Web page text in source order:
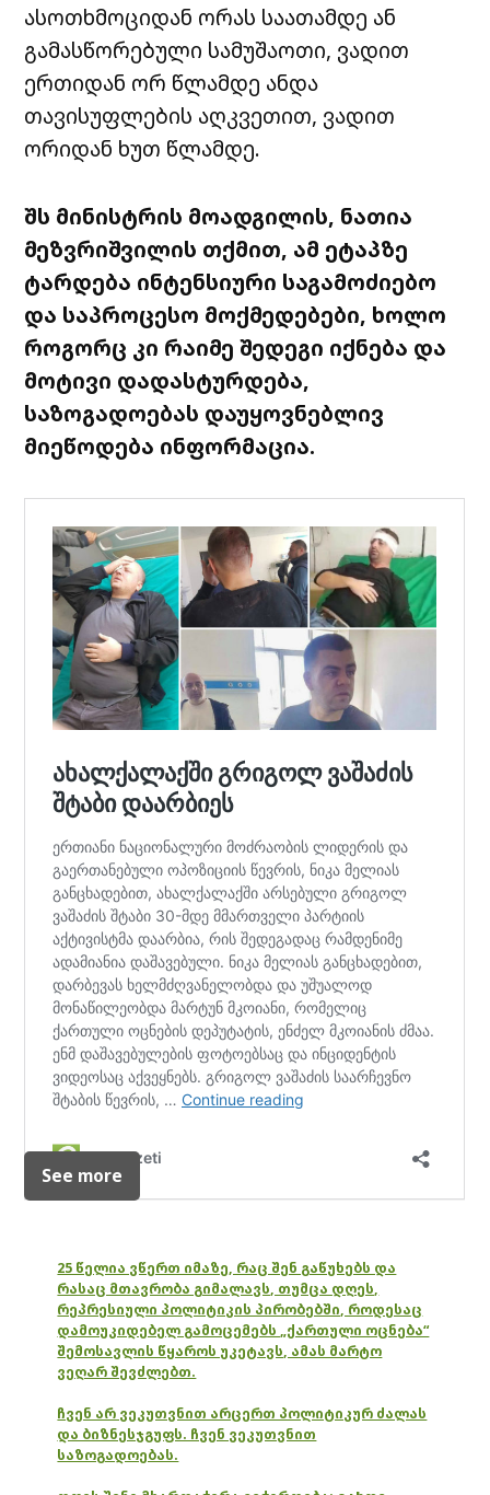
ასოთხმოციდან ორას საათამდე ან
გამასწორებული სამუშაოთი, ვადით
ერთიდან ორ წლამდე ანდა
თავისუფლების აღკვეთით, ვადით
ორიდან ხუთ წლამდე.
შს მინისტრის მოადგილის, ნათია
მეზვრიშვილის თქმით, ამ ეტაპზე
ტარდება ინტენსიური საგამოძიებო
და საპროცესო მოქმედებები, ხოლო
როგორც კი რაიმე შედეგი იქნება და
მოტივი დადასტურდება,
საზოგადოებას დაუყოვნებლივ
მიეწოდება ინფორმაცია.
See more
25 წელია ვწერთ იმაზე, რაც შენ გაწუხებს და
რასაც მთავრობა გიმალავს, თუმცა დღეს,
რეპრესიული პოლიტიკის პირობებში, როდესაც
დამოუკიდებელ გამოცემებს „ქართული ოცნება“
შემოსავლის წყაროს უკეტავს, ამას მარტო
ვეღარ შევძლებთ.
ჩვენ არ ვეკუთვნით არცერთ პოლიტიკურ ძალას
და ბიზნესჯგუფს. ჩვენ ვეკუთვნით
საზოგადოებას.